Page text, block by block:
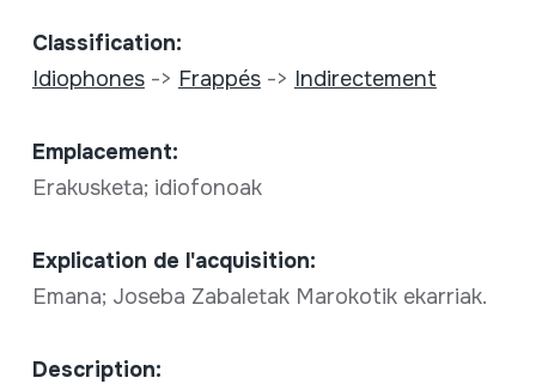
Classification:
Idiophones-> Frappés-> Indirectement
Emplacement:
Erakusketa; idiofonoak
Explication de l'acquisition:
Emana; Joseba Zabaletak Marokotik ekarriak.
Description: